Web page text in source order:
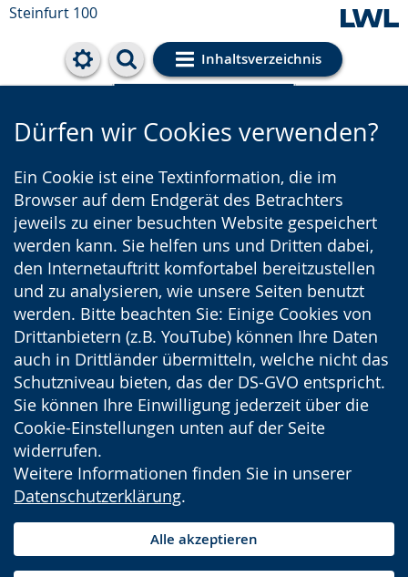
Steinfurt 100
Inhaltsverzeichnis
Cookie-Einstellungen
Dürfen wir Cookies verwenden?
Ein Cookie ist eine Textinformation, die im
Browser auf dem Endgerät des Betrachters
jeweils zu einer besuchten Website gespeichert
werden kann. Sie helfen uns und Dritten dabei,
den Internetauftritt komfortabel bereitzustellen
und zu analysieren, wie unsere Seiten benutzt
werden. Bitte beachten Sie: Einige Cookies von
Drittanbietern (z.B. YouTube) können Ihre Daten
auch in Drittländer übermitteln, welche nicht das
Schutzniveau bieten, das der DS-GVO entspricht.
Sie können Ihre Einwilligung jederzeit über die
Cookie-Einstellungen unten auf der Seite
widerrufen.
Weitere Informationen finden Sie in unserer
Datenschutzerklärung.
Alle akzeptieren